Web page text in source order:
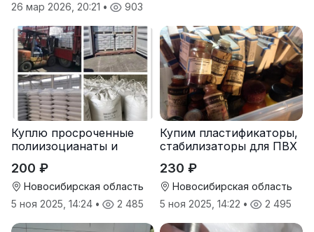
26 мар 2026, 20:21 • 903
Куплю просроченные
полиизоцианаты и
200 ₽
Новосибирская область
5 ноя 2025, 14:24 • 2 485
Купим пластификаторы,
стабилизаторы для ПВХ
230 ₽
Новосибирская область
5 ноя 2025, 14:22 • 2 495